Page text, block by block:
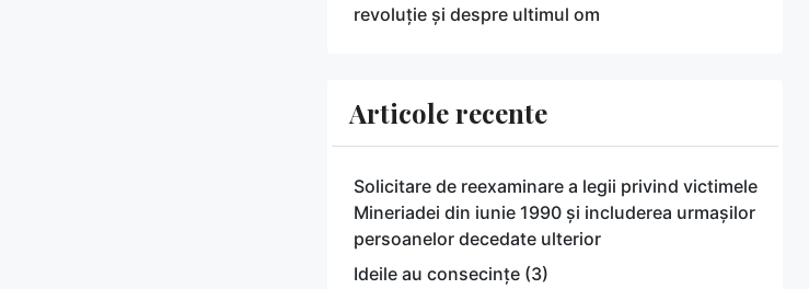
revoluție și despre ultimul om
Articole recente
Solicitare de reexaminare a legii privind victimele
Mineriadei din iunie 1990 și includerea urmașilor
persoanelor decedate ulterior
Ideile au consecințe (3)